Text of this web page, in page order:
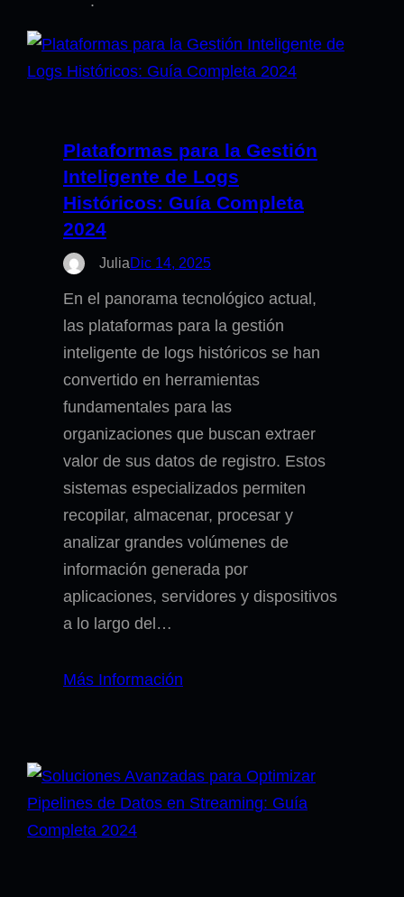
Plataformas para la Gestión
Inteligente de Logs
Históricos: Guía Completa
2024
JuliaDic 14, 2025
En el panorama tecnológico actual,
las plataformas para la gestión
inteligente de logs históricos se han
convertido en herramientas
fundamentales para las
organizaciones que buscan extraer
valor de sus datos de registro. Estos
sistemas especializados permiten
recopilar, almacenar, procesar y
analizar grandes volúmenes de
información generada por
aplicaciones, servidores y dispositivos
a lo largo del…
Más Información